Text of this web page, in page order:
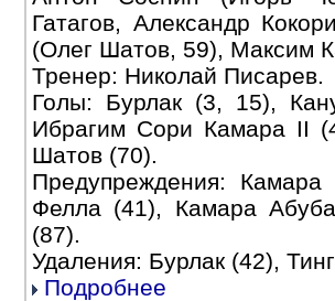
Гатагов, Александр
(Олег Шатов, 59), Максим
Тренер: Николай Писарев.
Голы: Бурлак (3, 15),
Ибрагим Сори Камара II
Шатов (70).
Предупреждения:
Фелла (41), Камара
(87).
Удаления: Бурлак (42),
Подробнее